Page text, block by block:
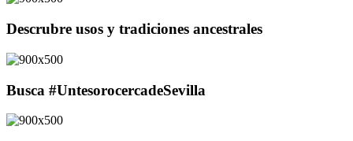
Descrubre usos y tradiciones ancestrales
Busca #UntesorocercadeSevilla